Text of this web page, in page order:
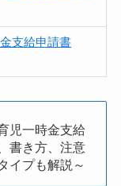
支給申請書
児一時金支給
書き方、注意
イプも解説～